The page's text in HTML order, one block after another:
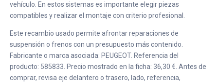
vehículo. En estos sistemas es importante elegir piezas
compatibles y realizar el montaje con criterio profesional.
Este recambio usado permite afrontar reparaciones de
suspensión o frenos con un presupuesto más contenido.
Fabricante o marca asociada: PEUGEOT. Referencia del
producto: 585833. Precio mostrado en la ficha: 36,30 €. Antes de
comprar, revisa eje delantero o trasero, lado, referencia,